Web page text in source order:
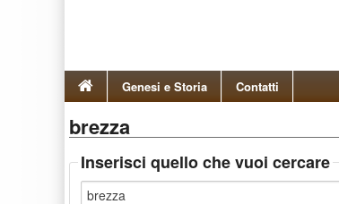
Genesi e Storia Contatti
brezza
Inserisci quello che vuoi cercare